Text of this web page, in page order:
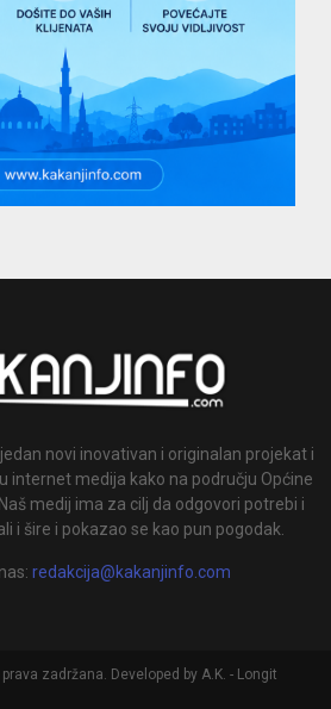
novi inovativan i originalan projekat i
internet medija kako na području Općine
medij ima za cilj da odgovori potrebi i
i šire i pokazao se kao pun pogodak.
redakcija@kakanjinfo.com
zadržana. Developed by A.K. - Longit